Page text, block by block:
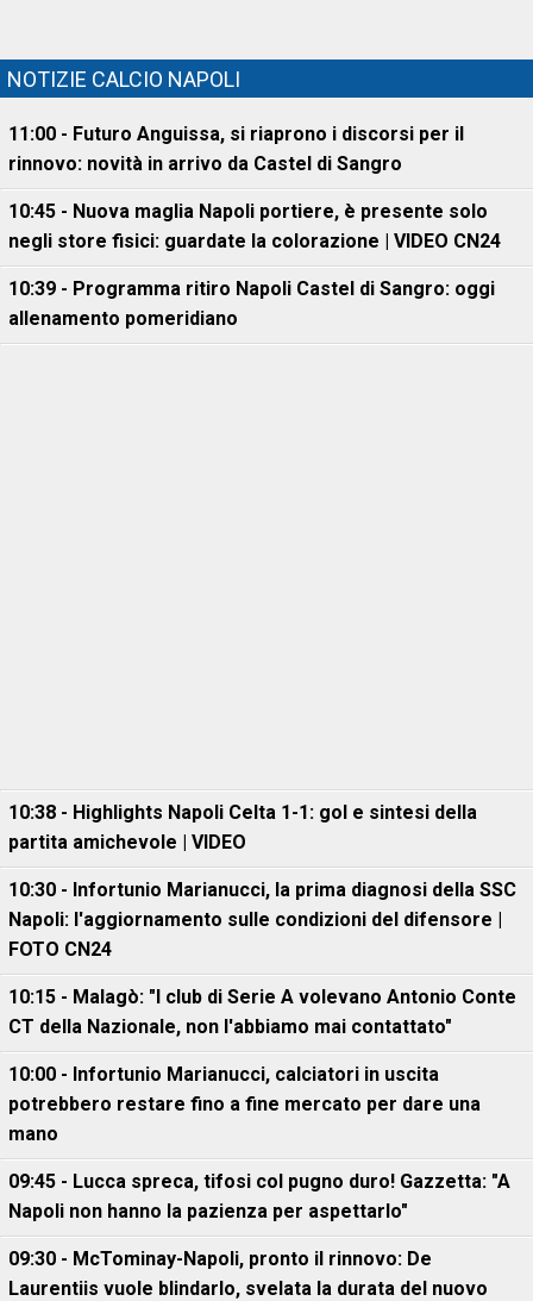
NOTIZIE CALCIO NAPOLI
11:00 - Futuro Anguissa, si riaprono i discorsi per il
rinnovo: novità in arrivo da Castel di Sangro
10:45 - Nuova maglia Napoli portiere, è presente solo
negli store fisici: guardate la colorazione | VIDEO CN24
10:39 - Programma ritiro Napoli Castel di Sangro: oggi
allenamento pomeridiano
10:38 - Highlights Napoli Celta 1-1: gol e sintesi della
partita amichevole | VIDEO
10:30 - Infortunio Marianucci, la prima diagnosi della SSC
Napoli: l'aggiornamento sulle condizioni del difensore |
FOTO CN24
10:15 - Malagò: "I club di Serie A volevano Antonio Conte
CT della Nazionale, non l'abbiamo mai contattato"
10:00 - Infortunio Marianucci, calciatori in uscita
potrebbero restare fino a fine mercato per dare una
mano
09:45 - Lucca spreca, tifosi col pugno duro! Gazzetta: "A
Napoli non hanno la pazienza per aspettarlo"
09:30 - McTominay-Napoli, pronto il rinnovo: De
Laurentiis vuole blindarlo, svelata la durata del nuovo